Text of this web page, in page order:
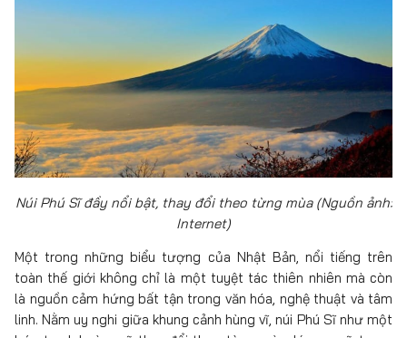
Núi Phú Sĩ đầy nổi bật, thay đổi theo từng mùa (Nguồn ảnh:
Internet)
Một trong những biểu tượng của Nhật Bản, nổi tiếng trên
toàn thế giới không chỉ là một tuyệt tác thiên nhiên mà còn
là nguồn cảm hứng bất tận trong văn hóa, nghệ thuật và tâm
linh. Nằm uy nghi giữa khung cảnh hùng vĩ, núi Phú Sĩ như một